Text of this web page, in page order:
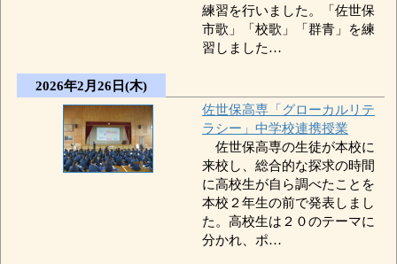
練習を行いました。「佐世保
市歌」「校歌」「群青」を練
習しました…
2026年2月26日(木)
佐世保高専「グローカルリテ
ラシー」中学校連携授業
佐世保高専の生徒が本校に
来校し、総合的な探求の時間
に高校生が自ら調べたことを
本校２年生の前で発表しまし
た。高校生は２０のテーマに
分かれ、ポ…